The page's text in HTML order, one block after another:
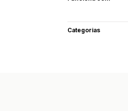
Categorias